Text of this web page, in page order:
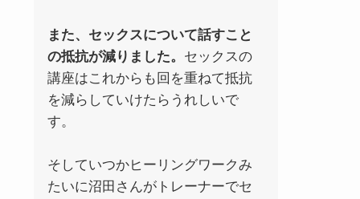
また、セックスについて話すこと
の抵抗が減りました。 セックスの
講座はこれからも回を重ねて抵抗
を減らしていけたらうれしいで
す。
そしていつかヒーリングワークみ
たいに沼田さんがトレーナーでセ